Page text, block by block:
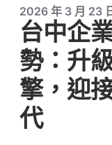
2026 年 3 月 23
台中企
勢：升
擎，迎
代